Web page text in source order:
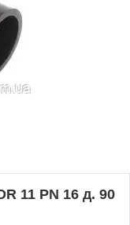
11 PN 16 д. 90